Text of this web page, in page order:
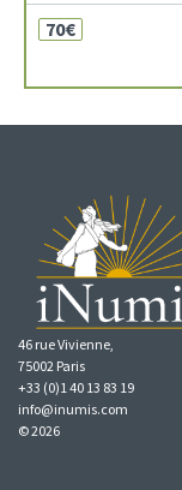
70€
46 rue Vivienne,
75002 Paris
+33 (0)1 40 13 83 19
info@inumis.com
© 2026